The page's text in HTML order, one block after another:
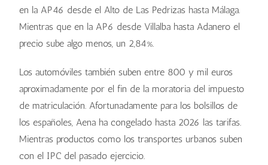
en la AP46 desde el Alto de Las Pedrizas hasta Málaga.
Mientras que en la AP6 desde Villalba hasta Adanero el
precio sube algo menos, un 2,84%.
Los automóviles también suben entre 800 y mil euros
aproximadamente por el fin de la moratoria del impuesto
de matriculación. Afortunadamente para los bolsillos de
los españoles, Aena ha congelado hasta 2026 las tarifas.
Mientras productos como los transportes urbanos suben
con el IPC del pasado ejercicio.